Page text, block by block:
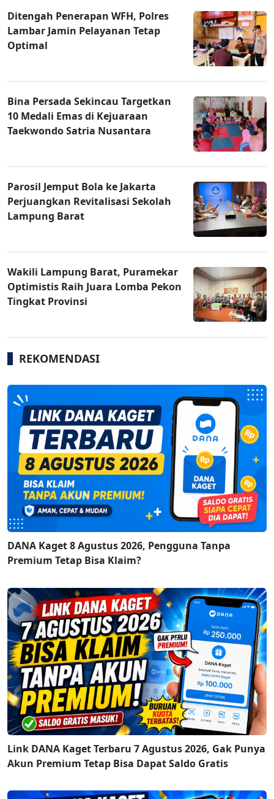
Ditengah Penerapan WFH, Polres
Lambar Jamin Pelayanan Tetap
Optimal
Bina Persada Sekincau Targetkan
10 Medali Emas di Kejuaraan
Taekwondo Satria Nusantara
Parosil Jemput Bola ke Jakarta
Perjuangkan Revitalisasi Sekolah
Lampung Barat
Wakili Lampung Barat, Puramekar
Optimistis Raih Juara Lomba Pekon
Tingkat Provinsi
REKOMENDASI
DANA Kaget 8 Agustus 2026, Pengguna Tanpa
Premium Tetap Bisa Klaim?
Link DANA Kaget Terbaru 7 Agustus 2026, Gak Punya
Akun Premium Tetap Bisa Dapat Saldo Gratis